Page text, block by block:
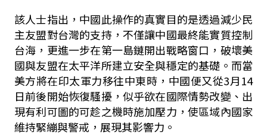
該人士指出，中國此操作的真實目的是透過減少民
主友盟對台灣的支持，不僅讓中國最終能實質控制
台海，更進一步在第一島鏈開出戰略窗口，破壞美
國與友盟在太平洋所建立安全與穩定的基礎。而當
美方將在印太軍力移往中東時，中國便又從3月14
日前後開始恢復騷擾，似乎欲在國際情勢改變、出
現有利可圖的可趁之機時施加壓力，使區域內國家
維持緊繃與警戒，展現其影響力。